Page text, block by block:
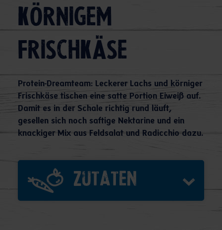
körnigem
Frischkäse
Protein-Dreamteam: Leckerer Lachs und körniger
Frischkäse tischen eine satte Portion Eiweiß auf.
Damit es in der Schale richtig rund läuft,
gesellen sich noch saftige Nektarine und ein
knackiger Mix aus Feldsalat und Radicchio dazu.
Zutaten